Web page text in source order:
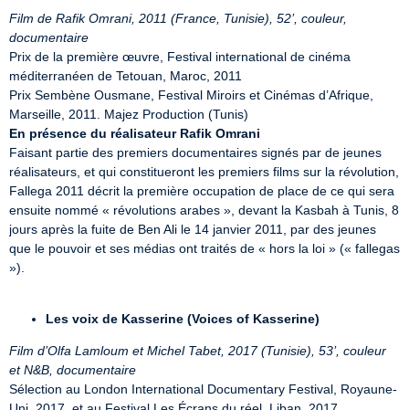
Film de Rafik Omrani, 2011 (France, Tunisie), 52’, couleur,
documentaire
Prix de la première œuvre, Festival international de cinéma
méditerranéen de Tetouan, Maroc, 2011
Prix Sembène Ousmane, Festival Miroirs et Cinémas d’Afrique,
En présence du réalisateur Rafik Omrani
Faisant partie des premiers documentaires signés par de jeunes
réalisateurs, et qui constitueront les premiers films sur la révolution,
Fallega 2011 décrit la première occupation de place de ce qui sera
ensuite nommé « révolutions arabes », devant la Kasbah à Tunis, 8
jours après la fuite de Ben Ali le 14 janvier 2011, par des jeunes
que le pouvoir et ses médias ont traités de « hors la loi » (« fallegas
»).
Les voix de Kasserine (Voices of Kasserine)
Film d’Olfa Lamloum et Michel Tabet, 2017 (Tunisie), 53’, couleur
et N&B, documentaire
Sélection au London International Documentary Festival, Royaune-